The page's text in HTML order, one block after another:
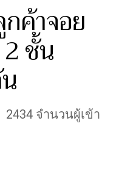
ค้าจอย
ชั้น
2434 จำนวนผู้เข้า